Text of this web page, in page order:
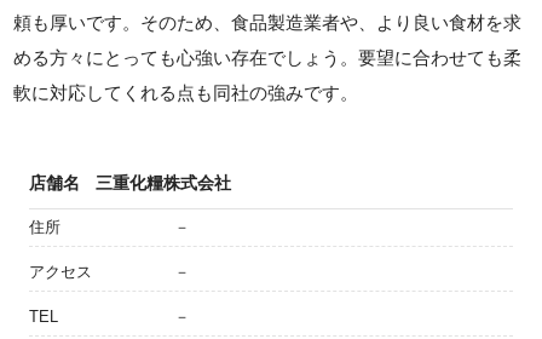
頼も厚いです。そのため、食品製造業者や、より良い食材を求
める方々にとっても心強い存在でしょう。要望に合わせても柔
軟に対応してくれる点も同社の強みです。
店舗名 三重化糧株式会社
住所 －
アクセス －
TEL －